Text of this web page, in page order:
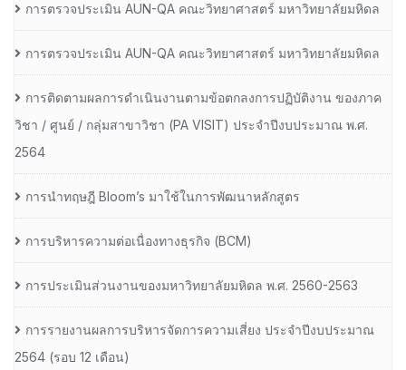
การตรวจประเมิน AUN-QA คณะวิทยาศาสตร์ มหาวิทยาลัยมหิดล
การตรวจประเมิน AUN-QA คณะวิทยาศาสตร์ มหาวิทยาลัยมหิดล
การติดตามผลการดำเนินงานตามข้อตกลงการปฏิบัติงาน ของภาค
วิชา / ศูนย์ / กลุ่มสาขาวิชา (PA VISIT) ประจำปีงบประมาณ พ.ศ.​
2564
การนำทฤษฎี Bloom’s มาใช้ในการพัฒนาหลักสูตร
การบริหารความต่อเนื่องทางธุรกิจ (BCM)
การประเมินส่วนงานของมหาวิทยาลัยมหิดล พ.ศ. 2560-2563
การรายงานผลการบริหารจัดการความเสี่ยง ประจำปีงบประมาณ
2564 (รอบ 12 เดือน)